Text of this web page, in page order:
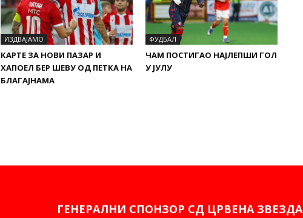
ИЗДВАЈАМО
КАРТЕ ЗА НОВИ ПАЗАР И
ХАПОЕЛ БЕР ШЕВУ ОД ПЕТКА НА
БЛАГАЈНАМА
ФУДБАЛ
ЧАМ ПОСТИГАО НАЈЛЕПШИ ГОЛ
У ЈУЛУ
ГЕНЕРАЛНИ СПОНЗОР СД ЦРВЕНА ЗВЕЗДА